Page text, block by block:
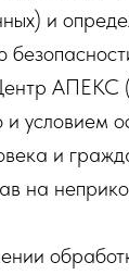
и
АПЕКС
условием
и
на